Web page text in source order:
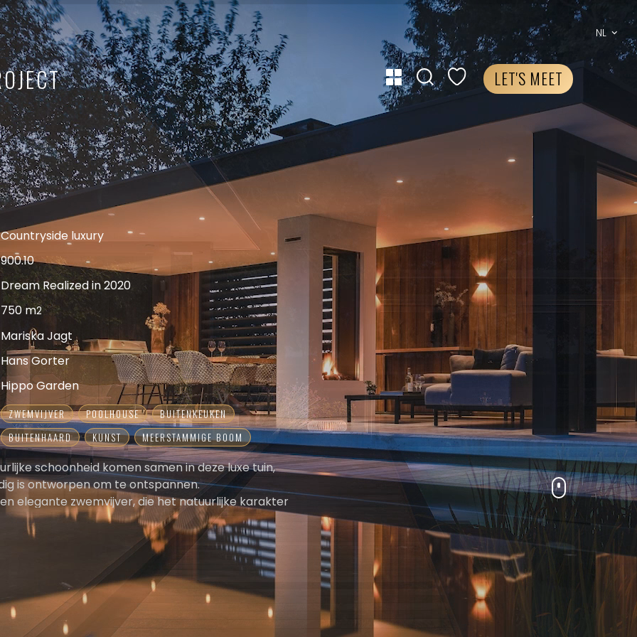
NL
LET'S MEET
Countryside luxury
900.10
Dream Realized in 2020
750 m2
Mariska Jagt
Hans Gorter
Hippo Garden
ZWEMVIJVER POOLHOUSE
BUITENKEUKEN
BUITENHAARD
KUNST MEERSTAMMIGE BOOM
schoonheid komen samen in deze luxe tuin,
is ontworpen om te ontspannen.
elegante zwemvijver, die het natuurlijke karakter
en tegelijkertijd een gevoel van exclusiviteit uitstraalt.
is een ware blikvanger die de tuin artistieke
de muur achter het waterelement toont een levend
dat voortdurend verandert met de